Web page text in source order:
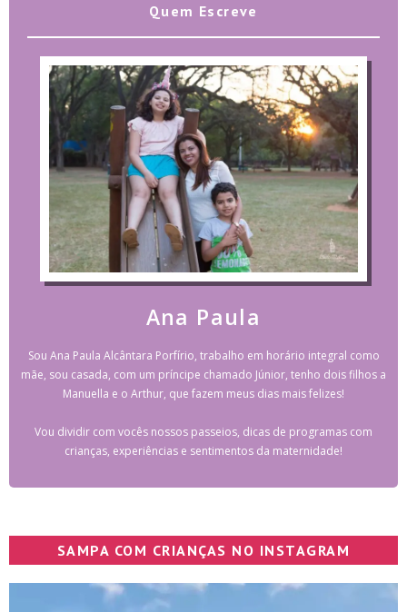
Quem Escreve
Ana Paula
Sou Ana Paula Alcântara Porfírio, trabalho em horário integral como
mãe, sou casada, com um príncipe chamado Júnior, tenho dois filhos a
Manuella e o Arthur, que fazem meus dias mais felizes!
Vou dividir com vocês nossos passeios, dicas de programas com
crianças, experiências e sentimentos da maternidade!
SAMPA COM CRIANÇAS NO INSTAGRAM